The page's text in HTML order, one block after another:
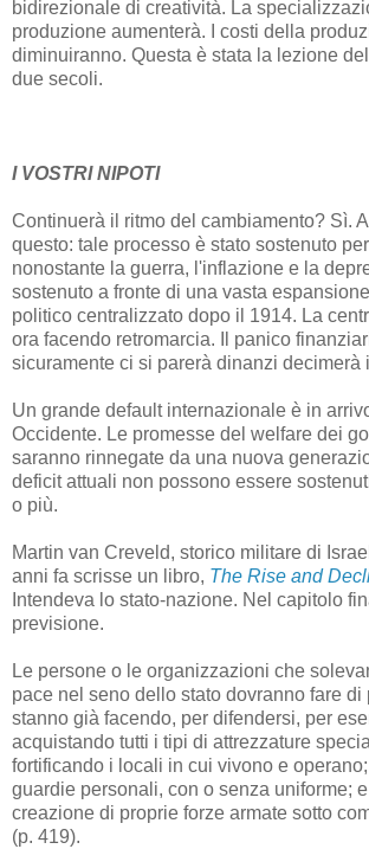
bidirezionale di creatività. La
produzione aumenterà. I costi della
diminuiranno. Questa è stata la lezione
due secoli.
I VOSTRI NIPOTI
Continuerà il ritmo del cambiamento? Sì.
questo: tale processo è stato sostenuto
nonostante la guerra, l'inflazione e la
sostenuto a fronte di una vasta
politico centralizzato dopo il 1914. La
ora facendo retromarcia. Il panico
sicuramente ci si parerà dinanzi decimerà
Un grande default internazionale è in
Occidente. Le promesse del welfare dei
saranno rinnegate da una nuova
deficit attuali non possono essere
o più.
Martin van Creveld, storico militare di
anni fa scrisse un libro, The Rise and
Intendeva lo stato-nazione. Nel capitolo
previsione.
Le persone o le organizzazioni che
pace nel seno dello stato dovranno fare di
stanno già facendo, per difendersi, per
acquistando tutti i tipi di attrezzature
fortificando i locali in cui vivono e
guardie personali, con o senza uniforme;
creazione di proprie forze armate sotto
(p. 419).